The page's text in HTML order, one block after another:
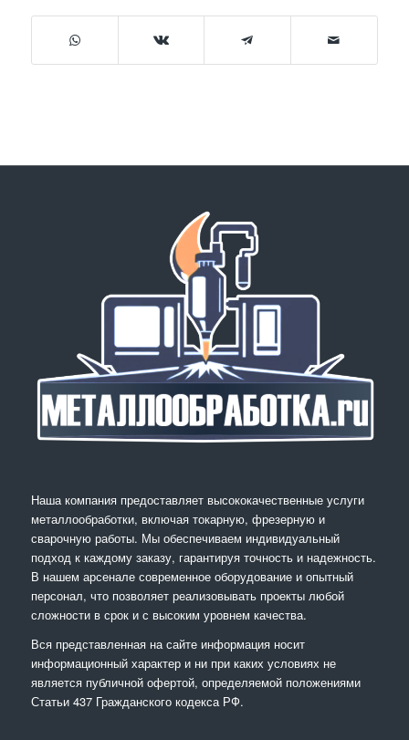
Наша компания предоставляет высококачественные услуги
металлообработки, включая токарную, фрезерную и
сварочную работы. Мы обеспечиваем индивидуальный
подход к каждому заказу, гарантируя точность и надежность.
В нашем арсенале современное оборудование и опытный
персонал, что позволяет реализовывать проекты любой
сложности в срок и с высоким уровнем качества.
Вся представленная на сайте информация носит
информационный характер и ни при каких условиях не
является публичной офертой, определяемой положениями
Статьи 437 Гражданского кодекса РФ.